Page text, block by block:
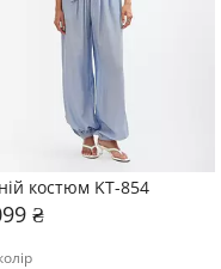
костюм KT-854
₴